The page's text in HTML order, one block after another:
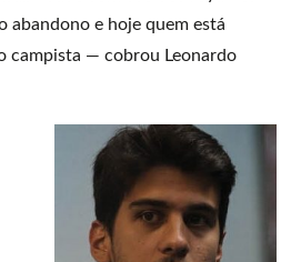
abandono e hoje quem está
campista — cobrou Leonardo